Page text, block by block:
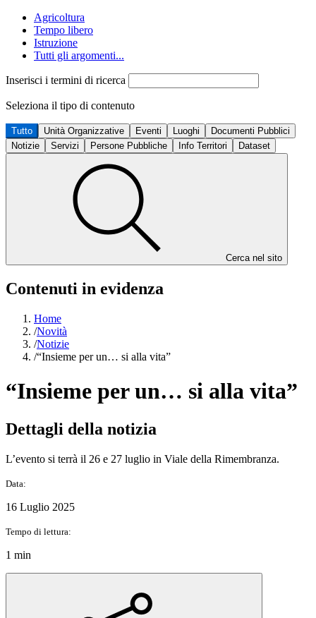
Agricoltura
Tempo libero
Istruzione
Tutti gli argomenti...
Inserisci i termini di ricerca
Seleziona il tipo di contenuto
Tutto Unità Organizzative Eventi Luoghi
Documenti Pubblici
Notizie
Servizi Persone Pubbliche Info Territori Dataset
Cerca nel sito
Contenuti in evidenza
Home
/Novità
/Notizie
/“Insieme per un… si alla vita”
“Insieme per un… si alla vita”
Dettagli della notizia
L’evento si terrà il 26 e 27 luglio in Viale della Rimembranza.
Data:
16 Luglio 2025
Tempo di lettura:
1 min